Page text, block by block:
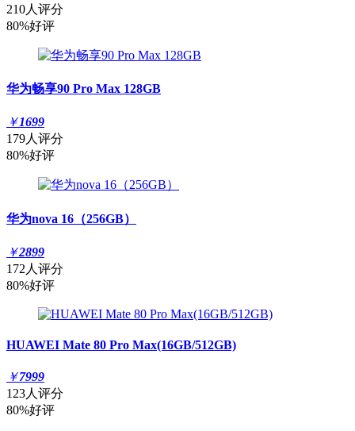
210人评分
80%好评
华为畅享90 Pro Max 128GB
￥1699
179人评分
80%好评
华为nova 16（256GB）
￥2899
172人评分
80%好评
HUAWEI Mate 80 Pro Max(16GB/512GB)
￥7999
123人评分
80%好评